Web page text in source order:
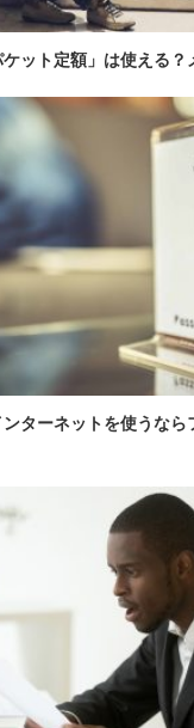
ット定額」は使える？
ターネットを使うな